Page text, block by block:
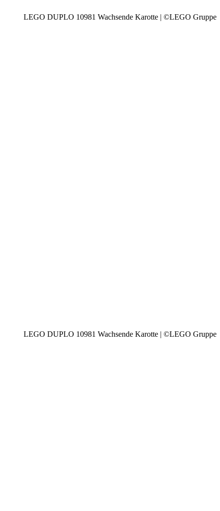
LEGO DUPLO 10981 Wachsende Karotte | ©LEGO Gruppe
LEGO DUPLO 10981 Wachsende Karotte | ©LEGO Gruppe